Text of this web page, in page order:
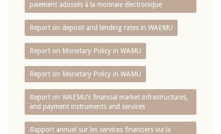
paiement adossés à la monnaie électronique
Report on deposit and lending rates in WAEMU
Report on Monetary Policy in WAMU
Report on Monetary Policy in WAMU
Report on WAEMU’s financial market infrastructures,
and payment instruments and services
Rapport annuel sur les services financiers via la